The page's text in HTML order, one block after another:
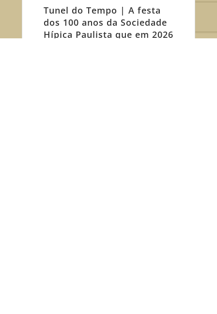
Tunel do Tempo | A festa
dos 100 anos da Sociedade
Hípica Paulista que em 2026